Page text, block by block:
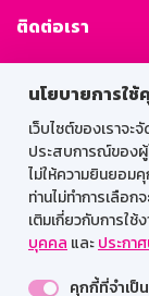
นโยบายการใ
เว็บไซต์ของเราจ
ประสบการณ์ของผู้
ไม่ให้ความยินยอม
ท่านไม่ทำการเลือ
เติมเกี่ยวกับการใช้
บุคคล และประกา
คุกกี้ที่จำเป็น
ติดต่อเรา
Web HR